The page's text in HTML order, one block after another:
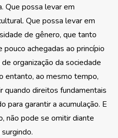
Que possa levar em
Que possa levar em
de gênero, que tanto
achegadas ao princípio
organização da sociedade
entanto, ao mesmo tempo,
direitos fundamentais
para garantir a acumulação. E
não pode se omitir diante